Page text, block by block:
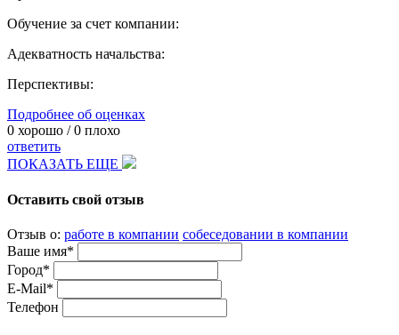
Обучение за счет компании:
Адекватность начальства:
Перспективы:
Подробнее об оценках
0 хорошо /0 плохо
ответить
ПОКАЗАТЬ ЕЩЕ
Оставить свой отзыв
Отзыв о: работе в компании собеседовании в компании
Ваше имя*
Город*
E-Mail*
Телефон